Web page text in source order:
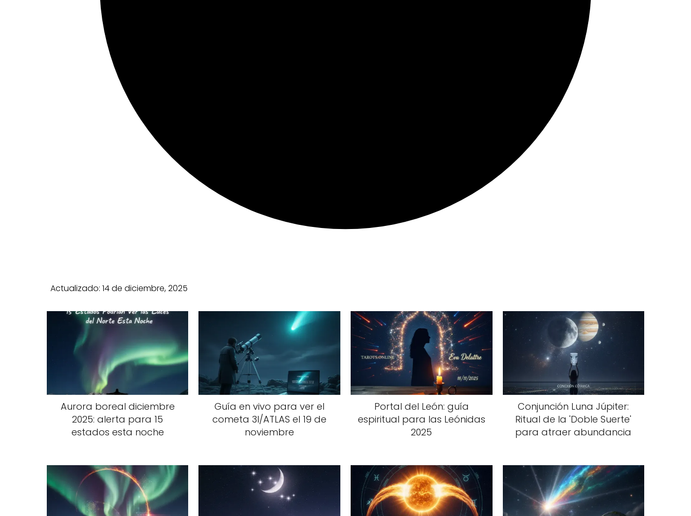
Actualizado: 14 de diciembre, 2025
Aurora boreal diciembre
2025: alerta para 15
estados esta noche
Guía en vivo para ver el
cometa 3I/ATLAS el 19 de
noviembre
Portal del León: guía
espiritual para las Leónidas
2025
Conjunción Luna Júpiter:
Ritual de la 'Doble Suerte'
para atraer abundancia